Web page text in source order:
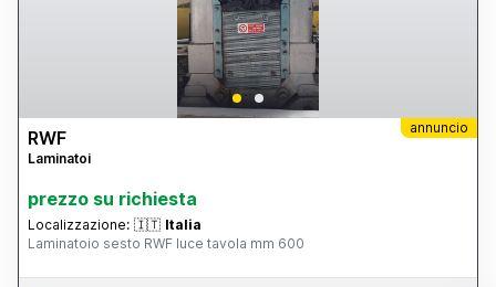
annuncio
RWF
Laminatoi
prezzo su richiesta
Localizzazione: 🇮🇹 Italia
Laminatoio sesto RWF luce tavola mm 600